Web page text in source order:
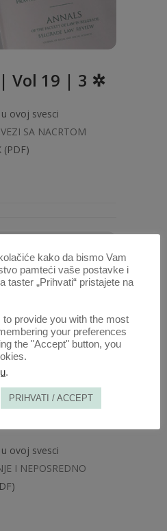
Vol 19 | 3 ✲
ovoj svesci
SA NACRTOM
(PDF)
| Vol 14 | 3-4
ovoj svesci
I NEPOSREDNO
kako da bismo Vam
pamteći vaše postavke i
taster „Prihvati“ pristajete na
provide you with the most
your preferences
the "Accept" button, you
.
PRIHVATI / ACCEPT